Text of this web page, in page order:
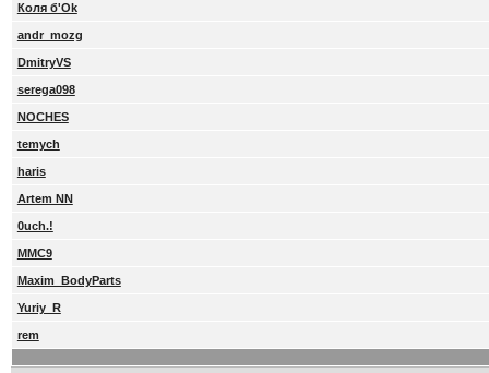
Коля б'Ok
andr_mozg
DmitryVS
serega098
NOCHES
temych
haris
Artem NN
0uch.!
MMC9
Maxim_BodyParts
Yuriy_R
rem